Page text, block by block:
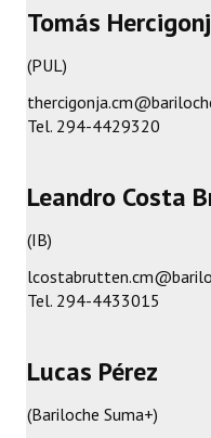
REFORMA DE LA CARTA
Tomás
(PUL)
Tel. 294-4429320
Leandro Costa
(IB)
Tel. 294-4433015
Lucas Pérez
(Bariloche Suma+)